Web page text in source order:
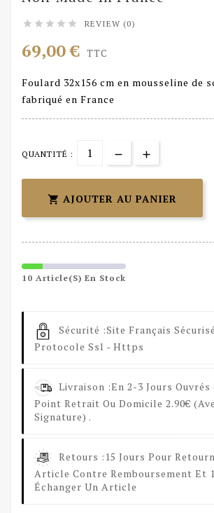
     REVIEW (0)
69,00 € TTC
Foulard 32x156 cm en mousseline de
fabriqué en France
QUANTITÉ :
 AJOUTER AU PANIER
10 Article(s) En Stock
Sécurité :Site Français
Protocole Ssl - Https
Livraison :En 2-3 Jours
Point Retrait Ou Domicile 2.90€
Signature) .
Retours : 15 Jours Pour
Article Contre Remboursement Et
Échanger Un Article